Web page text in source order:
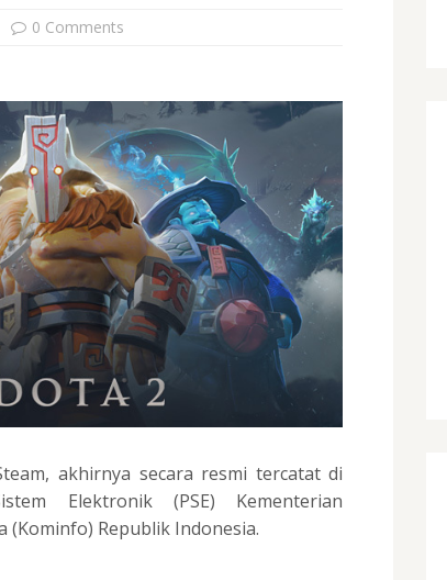
0 Comments
akhirnya secara resmi tercatat di
Elektronik (PSE) Kementerian
Republik Indonesia.